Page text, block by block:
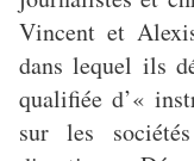
Vincent et
dans lequel ils
qualifiée d’«
sur les